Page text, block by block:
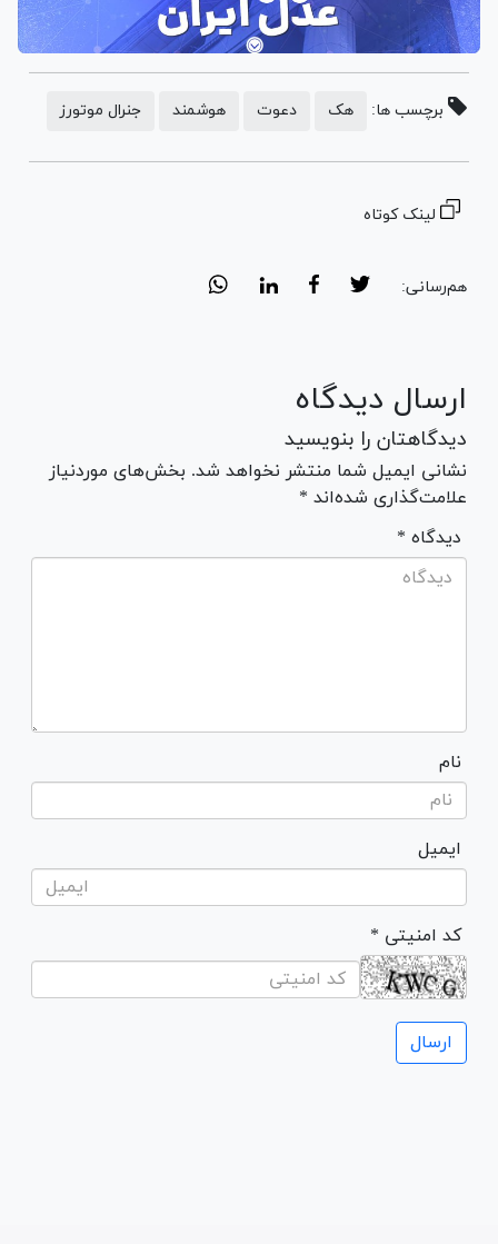
برچسب ها: هک دعوت هوشمند جنرال موتورز
لینک کوتاه
هم‌رسانی:
ارسال دیدگاه
دیدگاهتان را بنویسید
نشانی ایمیل شما منتشر نخواهد شد. بخش‌های موردنیاز
علامت‌گذاری شده‌اند *
* دیدگاه
نام
ایمیل
* کد امنیتی